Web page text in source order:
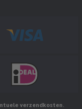
verzendkosten.